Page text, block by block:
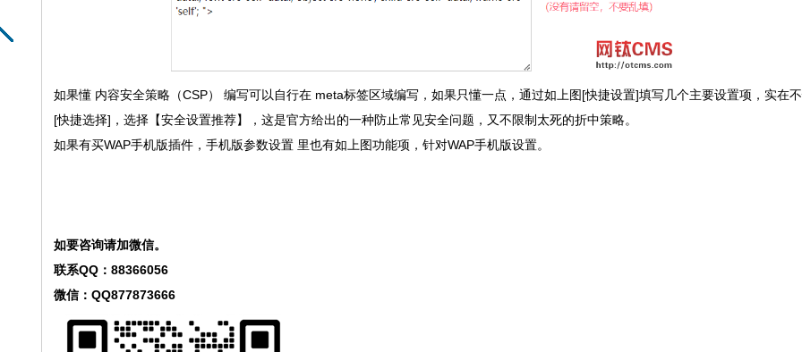
如果懂 内容安全策略（CSP） 编写可以自行在 meta标签区域编写，如果只懂一点，通过如上图[快捷设置]填写几个主要设置项，实在
[快捷选择]，选择【安全设置推荐】，这是官方给出的一种防止常见安全问题，又不限制太死的折中策略。
如果有买WAP手机版插件，手机版参数设置 里也有如上图功能项，针对WAP手机版设置。
如要咨询请加微信。
联系QQ： 88366056
微信：QQ877873666